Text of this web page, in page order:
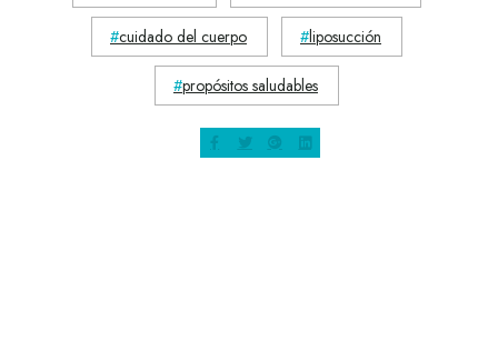
cuidado del cuerpo liposucción
propósitos saludables